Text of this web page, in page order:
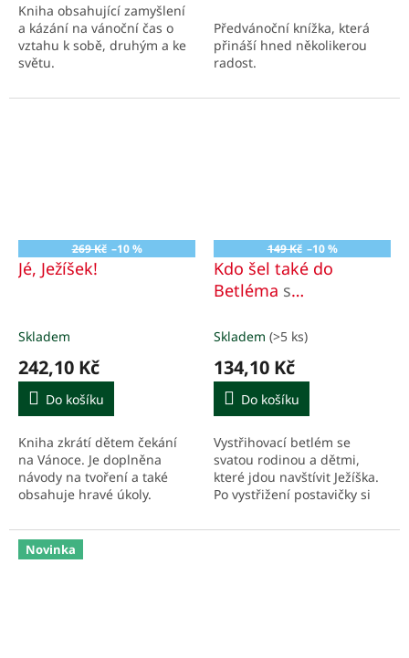
Kniha obsahující zamyšlení
a kázání na vánoční čas o
vztahu k sobě, druhým a ke
světu.
Předvánoční knížka, která
přináší hned několikerou
radost.
269 Kč –10 %
Jé, Ježíšek!
Skladem
242,10 Kč
Do košíku
Kniha zkrátí dětem čekání
na Vánoce. Je doplněna
návody na tvoření a také
obsahuje hravé úkoly.
149 Kč –10 %
Kdo šel také do
Betléma s
Skladem (>5 ks)
134,10 Kč
Do košíku
Vystřihovací betlém se
svatou rodinou a dětmi,
které jdou navštívit Ježíška.
Po vystřižení postavičky si
Pohádky od Ježíška, kterou
Novinka